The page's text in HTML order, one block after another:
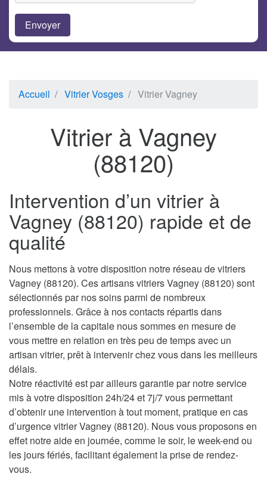
Accueil Vitrier Vosges Vitrier Vagney
Vitrier à Vagney
(88120)
Intervention d’un vitrier à
Vagney (88120) rapide et de
qualité
Nous mettons à votre disposition notre réseau de vitriers
Vagney (88120). Ces artisans vitriers Vagney (88120) sont
sélectionnés par nos soins parmi de nombreux
professionnels. Grâce à nos contacts répartis dans
l’ensemble de la capitale nous sommes en mesure de
vous mettre en relation en très peu de temps avec un
artisan vitrier, prêt à intervenir chez vous dans les meilleurs
délais.
Notre réactivité est par ailleurs garantie par notre service
mis à votre disposition 24h/24 et 7j/7 vous permettant
d’obtenir une intervention à tout moment, pratique en cas
d’urgence vitrier Vagney (88120). Nous vous proposons en
effet notre aide en journée, comme le soir, le week-end ou
les jours fériés, facilitant également la prise de rendez-
vous.